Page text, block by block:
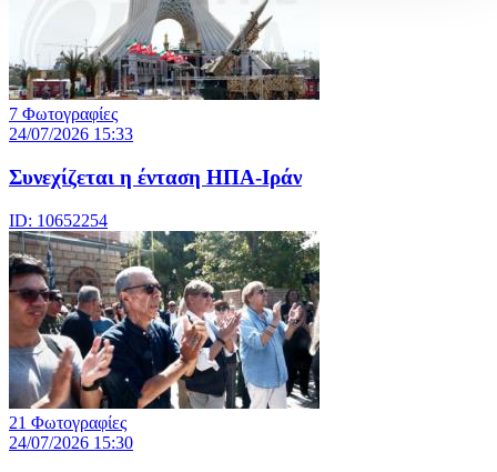
7 Φωτογραφίες
24/07/2026 15:33
Συνεχίζεται η ένταση ΗΠΑ-Ιράν
ID: 10652254
21 Φωτογραφίες
24/07/2026 15:30